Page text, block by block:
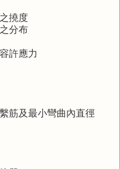
撓度
分布
許應力
筋及最小彎曲內直徑